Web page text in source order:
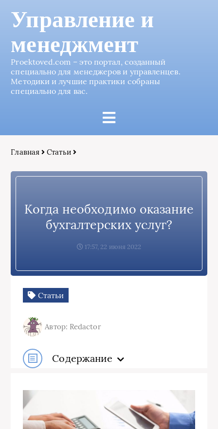
Управление и
менеджмент
Proektoved.com – это портал, созданный
специально для менеджеров и управленцев.
Методики и лучшие практики собраны
специально для вас.
Главная Статьи
Когда необходимо оказание
бухгалтерских услуг?
17:57, 22 июня 2022
Статьи
Автор: Redactor
Содержание